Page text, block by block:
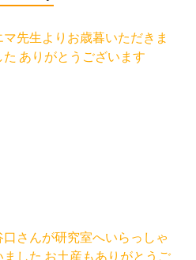
マ先生よりお歳暮いただきま
た ありがとうございます
口さんが研究室へいらっしゃ
ました お土産もありがとうご